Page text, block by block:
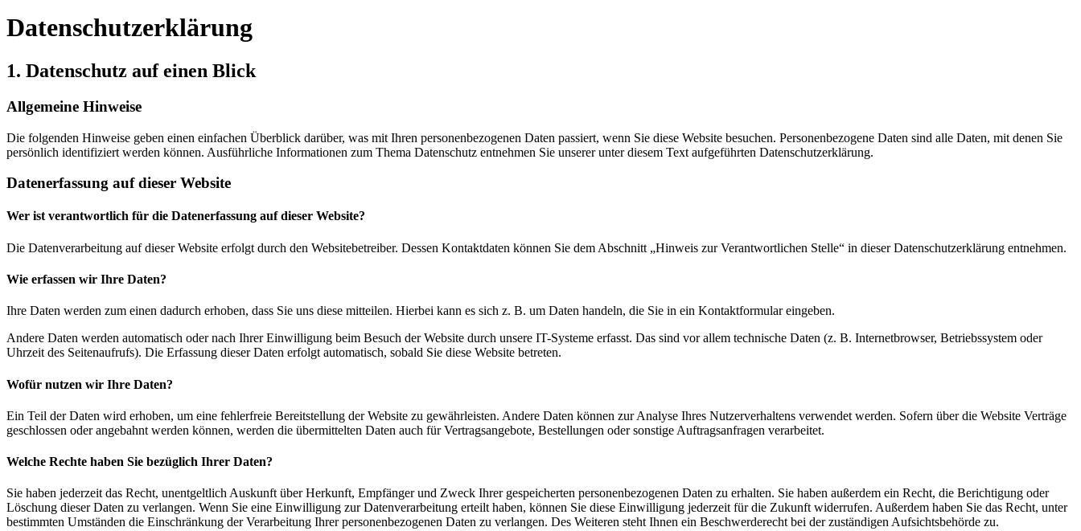
Datenschutzerklärung
1. Datenschutz auf einen Blick
Allgemeine Hinweise
Die folgenden Hinweise geben einen einfachen Überblick darüber, was mit Ihren personenbezogenen Daten passiert, wenn Sie diese Website besuchen. Personenbezogene Daten sind alle Daten, mit denen Sie
persönlich identifiziert werden können. Ausführliche Informationen zum Thema Datenschutz entnehmen Sie unserer unter diesem Text aufgeführten Datenschutzerklärung.
Datenerfassung auf dieser Website
Wer ist verantwortlich für die Datenerfassung auf dieser Website?
Die Datenverarbeitung auf dieser Website erfolgt durch den Websitebetreiber. Dessen Kontaktdaten können Sie dem Abschnitt „Hinweis zur Verantwortlichen Stelle“ in dieser Datenschutzerklärung entnehmen.
Wie erfassen wir Ihre Daten?
Ihre Daten werden zum einen dadurch erhoben, dass Sie uns diese mitteilen. Hierbei kann es sich z. B. um Daten handeln, die Sie in ein Kontaktformular eingeben.
Andere Daten werden automatisch oder nach Ihrer Einwilligung beim Besuch der Website durch unsere IT-Systeme erfasst. Das sind vor allem technische Daten (z. B. Internetbrowser, Betriebssystem oder
Uhrzeit des Seitenaufrufs). Die Erfassung dieser Daten erfolgt automatisch, sobald Sie diese Website betreten.
Wofür nutzen wir Ihre Daten?
Ein Teil der Daten wird erhoben, um eine fehlerfreie Bereitstellung der Website zu gewährleisten. Andere Daten können zur Analyse Ihres Nutzerverhaltens verwendet werden. Sofern über die Website Verträge
geschlossen oder angebahnt werden können, werden die übermittelten Daten auch für Vertragsangebote, Bestellungen oder sonstige Auftragsanfragen verarbeitet.
Welche Rechte haben Sie bezüglich Ihrer Daten?
Sie haben jederzeit das Recht, unentgeltlich Auskunft über Herkunft, Empfänger und Zweck Ihrer gespeicherten personenbezogenen Daten zu erhalten. Sie haben außerdem ein Recht, die Berichtigung oder
Löschung dieser Daten zu verlangen. Wenn Sie eine Einwilligung zur Datenverarbeitung erteilt haben, können Sie diese Einwilligung jederzeit für die Zukunft widerrufen. Außerdem haben Sie das Recht, unter
bestimmten Umständen die Einschränkung der Verarbeitung Ihrer personenbezogenen Daten zu verlangen. Des Weiteren steht Ihnen ein Beschwerderecht bei der zuständigen Aufsichtsbehörde zu.